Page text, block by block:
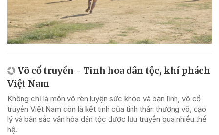
Võ cổ truyền - Tinh hoa dân tộc, khí phách
Việt Nam
Không chỉ là môn võ rèn luyện sức khỏe và bản lĩnh, võ cổ
truyền Việt Nam còn là kết tinh của tinh thần thượng võ, đạo
lý và bản sắc văn hóa dân tộc được lưu truyền qua nhiều thế
hệ.